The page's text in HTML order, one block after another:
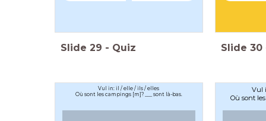
Slide 29 - Quiz Slide 30
Vul in: il / elle / ils / elles
Où sont les campings [m]? ___ sont là-bas.
Vul
Où sont